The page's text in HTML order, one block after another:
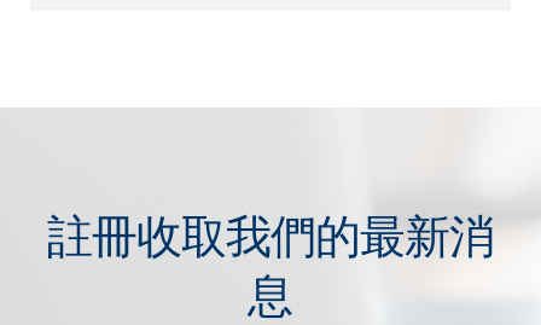
註冊收取我們的最新消
息